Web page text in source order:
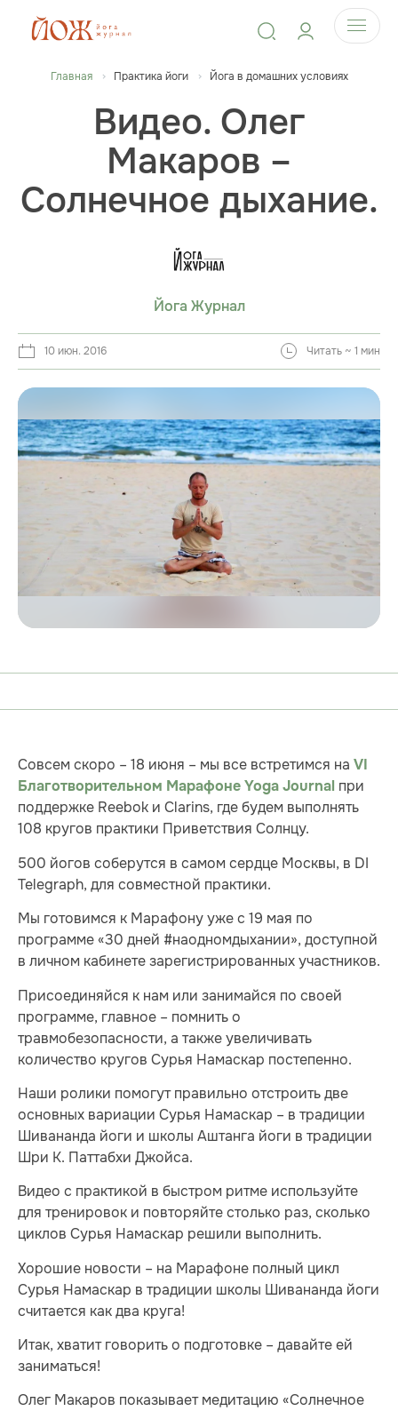
Главная Практика йоги Йога в домашних условиях
Видео. Олег
Макаров –
Солнечное дыхание.
Йога Журнал
10 июн. 2016 Читать ~ 1 мин
Совсем скоро – 18 июня – мы все встретимся на VI
Благотворительном Марафоне Yoga Journal при
поддержке Reebok и Clarins, где будем выполнять
108 кругов практики Приветствия Солнцу.
500 йогов соберутся в самом сердце Москвы, в DI
Telegraph, для совместной практики.
Мы готовимся к Марафону уже с 19 мая по
программе «30 дней #наодномдыхании», доступной
в личном кабинете зарегистрированных участников.
Присоединяйся к нам или занимайся по своей
программе, главное – помнить о
травмобезопасности, а также увеличивать
количество кругов Сурья Намаскар постепенно.
Наши ролики помогут правильно отстроить две
основных вариации Сурья Намаскар – в традиции
Шивананда йоги и школы Аштанга йоги в традиции
Шри К. Паттабхи Джойса.
Видео с практикой в быстром ритме используйте
для тренировок и повторяйте столько раз, сколько
циклов Сурья Намаскар решили выполнить.
Хорошие новости – на Марафоне полный цикл
Сурья Намаскар в традиции школы Шивананда йоги
считается как два круга!
Итак, хватит говорить о подготовке – давайте ей
заниматься!
Олег Макаров показывает медитацию «Солнечное